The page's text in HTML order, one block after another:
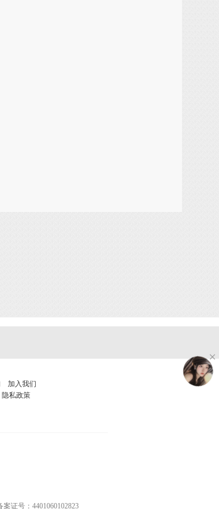
加入我们
隐私政策
证号：4401060102823